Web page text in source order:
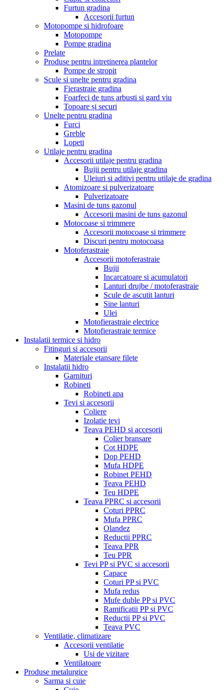
Furtun gradina
Accesorii furtun
Motopompe si hidrofoare
Motopompe
Pompe gradina
Prelate
Produse pentru intretinerea plantelor
Pompe de stropit
Scule si unelte pentru gradina
Fierastraie gradina
Foarfeci de tuns arbusti si gard viu
Topoare și securi
Unelte pentru gradina
Furci
Greble
Lopeti
Utilaje pentru gradina
Accesorii utilaje pentru gradina
Bujii pentru utilaje gradina
Uleiuri si aditivi pentru utilaje de gradina
Atomizoare si pulverizatoare
Pulverizatoare
Masini de tuns gazonul
Accesorii masini de tuns gazonul
Motocoase si trimmere
Accesorii motocoase si trimmere
Discuri pentru motocoasa
Motoferastraie
Accesorii motoferastraie
Bujii
Incarcatoare si acumulatori
Lanturi drujbe / motoferastraie
Scule de ascutit lanturi
Sine lanturi
Ulei
Motofierastraie electrice
Motofierastraie termice
Instalatii termice si hidro
Fitinguri si accesorii
Materiale etansare filete
Instalatii hidro
Garnituri
Robineti
Robineti apa
Tevi si accesorii
Coliere
Izolatie tevi
Teava PEHD si accesorii
Colier bransare
Cot HDPE
Dop PEHD
Mufa HDPE
Robinet PEHD
Teava PEHD
Teu HDPE
Teava PPRC si accesorii
Coturi PPRC
Mufa PPRC
Olandez
Reductii PPRC
Teava PPR
Teu PPR
Tevi PP si PVC si accesorii
Capace
Coturi PP si PVC
Mufa redus
Mufe duble PP si PVC
Ramificatii PP si PVC
Reductii PP si PVC
Teava PVC
Ventilatie, climatizare
Accesorii ventilatie
Usi de vizitare
Ventilatoare
Produse metalurgice
Sarma si cuie